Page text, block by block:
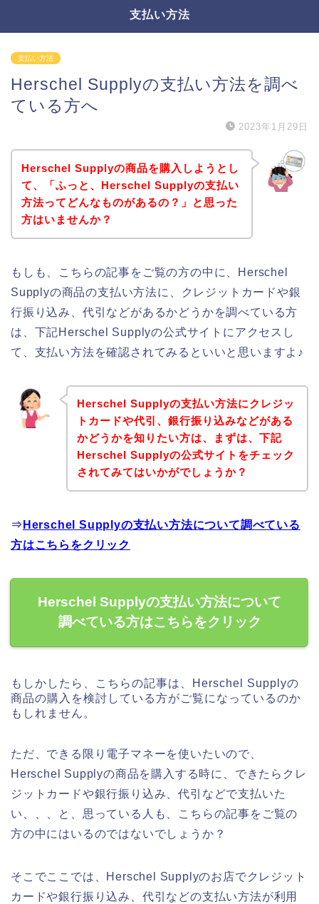
支払い方法
支払い方法
Herschel Supplyの支払い方法を調べ
ている方へ
2023年1月29日
Herschel Supplyの商品を購入しようとし
て、「ふっと、Herschel Supplyの支払い
方法ってどんなものがあるの？」と思った
方はいませんか？
もしも、こちらの記事をご覧の方の中に、Herschel
Supplyの商品の支払い方法に、クレジットカードや銀
行振り込み、代引などがあるかどうかを調べている方
は、下記Herschel Supplyの公式サイトにアクセスし
て、支払い方法を確認されてみるといいと思いますよ♪
Herschel Supplyの支払い方法にクレジッ
トカードや代引、銀行振り込みなどがある
かどうかを知りたい方は、まずは、下記
Herschel Supplyの公式サイトをチェック
されてみてはいかがでしょうか？
⇒ Herschel Supplyの支払い方法について調べている
方はこちらをクリック
Herschel Supplyの支払い方法について
調べている方はこちらをクリック
もしかしたら、こちらの記事は、Herschel Supplyの
商品の購入を検討している方がご覧になっているのか
もしれません。
ただ、できる限り電子マネーを使いたいので、
Herschel Supplyの商品を購入する時に、できたらクレ
ジットカードや銀行振り込み、代引などで支払いた
い、、、と、思っている人も、こちらの記事をご覧の
方の中にはいるのではないでしょうか？
そこでここでは、Herschel Supplyのお店でクレジット
カードや銀行振り込み、代引などの支払い方法が利用